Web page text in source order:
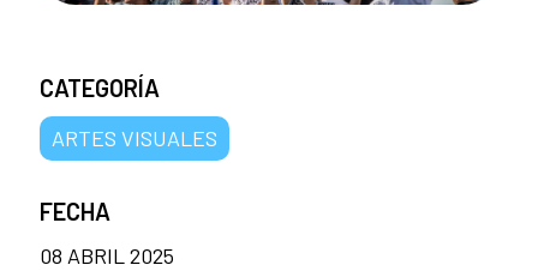
CATEGORÍA
ARTES VISUALES
FECHA
08 ABRIL 2025